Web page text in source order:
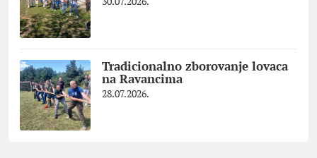
Tradicionalno zborovanje lovaca
na Ravancima
28.07.2026.